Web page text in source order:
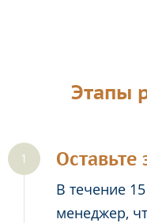
Этапы
Оставьте
В течение
менеджер,